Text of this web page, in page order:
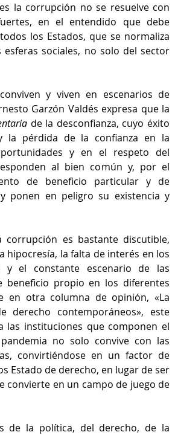
la corrupción no se resuelve con
en el entendido que debe
los Estados, que se normaliza
sociales, no solo del sector
y viven en escenarios de
Garzón Valdés expresa que la
de la desconfianza, cuyo éxito
la pérdida de la confianza en la
y en el respeto del
al bien común y, por el
de beneficio particular y de
ponen en peligro su existencia y
es bastante discutible,
la falta de interés en los
y el constante escenario de las
beneficio propio en los diferentes
en otra columna de opinión, «La
derecho contemporáneos», este
las instituciones que componen el
no solo convive con las
convirtiéndose en un factor de
Estado de derecho, en lugar de ser
convierte en un campo de juego de
de la política, del derecho, de la